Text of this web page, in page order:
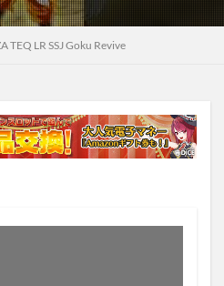
TEQ LR SSJ Goku Revive